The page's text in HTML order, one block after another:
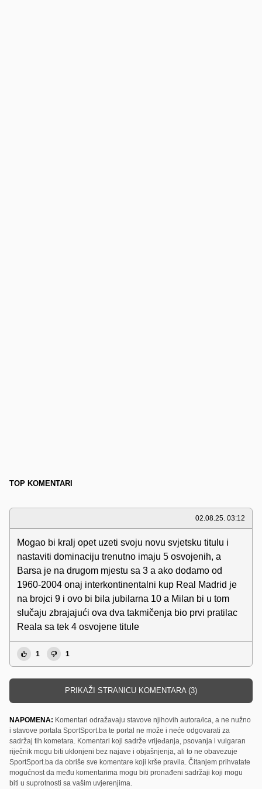
TOP KOMENTARI
02.08.25. 03:12
Mogao bi kralj opet uzeti svoju novu svjetsku titulu i
nastaviti dominaciju trenutno imaju 5 osvojenih, a
Barsa je na drugom mjestu sa 3 a ako dodamo od
1960-2004 onaj interkontinentalni kup Real Madrid je
na brojci 9 i ovo bi bila jubilarna 10 a Milan bi u tom
slučaju zbrajajući ova dva takmičenja bio prvi pratilac
Reala sa tek 4 osvojene titule
1 1
PRIKAŽI STRANICU KOMENTARA (3)
NAPOMENA: Komentari odražavaju stavove njihovih autora/ica, a ne nužno
i stavove portala SportSport.ba te portal ne može i neće odgovarati za
sadržaj tih kometara. Komentari koji sadrže vrijeđanja, psovanja i vulgaran
riječnik mogu biti uklonjeni bez najave i objašnjenja, ali to ne obavezuje
SportSport.ba da obriše sve komentare koji krše pravila. Čitanjem prihvatate
mogućnost da među komentarima mogu biti pronađeni sadržaji koji mogu
biti u suprotnosti sa vašim uvjerenjima.